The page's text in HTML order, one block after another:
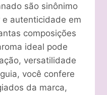
são sinônimo
autenticidade em
composições
ideal pode
versatilidade
você confere
da marca,